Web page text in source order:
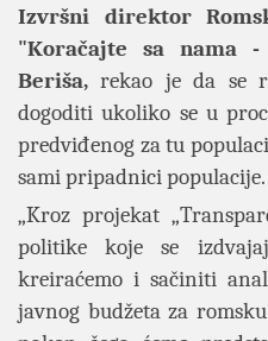
Izvršni direktor
"Koračajte sa nama
Beriša,rekao je da se
dogoditi ukoliko se u
predviđenog za tu
sami pripadnici populacije.
„Kroz projekat
politike koje se
kreiraćemo i sačiniti
javnog budžeta za